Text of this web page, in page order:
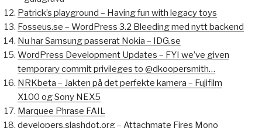
Patrick’s playground – Having fun with legacy toys
Fosseus.se – WordPress 3.2 Bleeding med nytt backend
Nu har Samsung passerat Nokia – IDG.se
WordPress Development Updates – FYI we’ve given
temporary commit privileges to @dkoopersmith…
NRKbeta – Jakten på det perfekte kamera – Fujifilm
X100 og Sony NEX5
Marquee Phrase FAIL
developers.slashdot.org – Attachmate Fires Mono